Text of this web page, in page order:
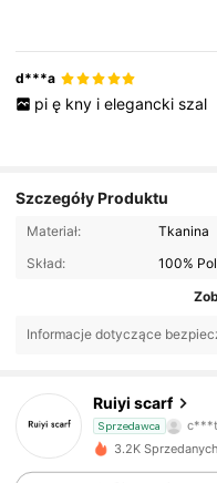
d***a
pi ę kny i elegancki szal
Szczegóły Produktu
Materiał:
Tkanina
Skład:
100%
Informacje dotyczące
Ruiyi scarf
Sprzedawca
4,90
3.2K